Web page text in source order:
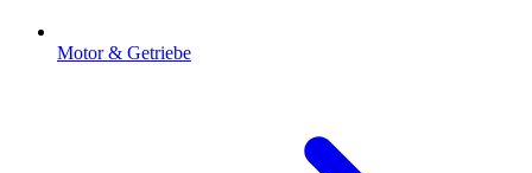
Motor & Getriebe